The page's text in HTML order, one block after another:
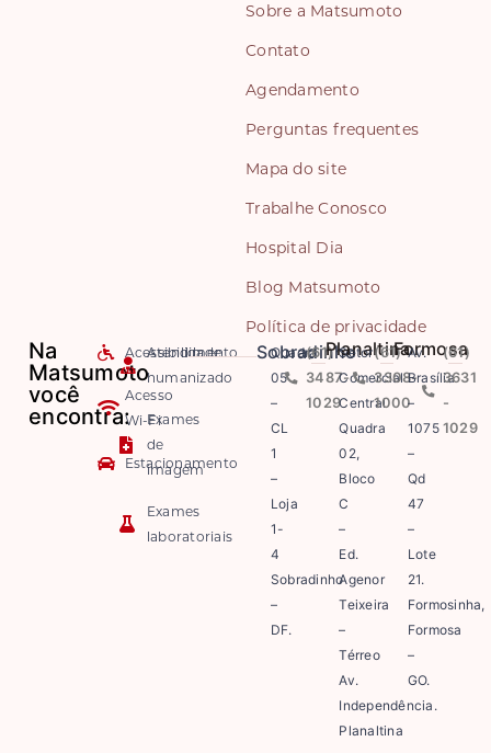
Sobre a Matsumoto
Contato
Agendamento
Perguntas frequentes
Mapa do site
Trabalhe Conosco
Hospital Dia
Blog Matsumoto
Política de privacidade
Na
Matsumoto
você
encontra:
Acessibilidade
Acesso
Wi-Fi
Estacionamento
Atendimento
humanizado
Exames
de
imagem
Exames
laboratoriais
Sobradinho
Quadra
05
–
CL
1
–
Loja
1-
4
Sobradinho
–
DF.
(61)
3487-
1029
Planaltina
Setor
Comercial
Central
Quadra
02,
Bloco
C
–
Ed.
Agenor
Teixeira
–
Térreo
Av.
Independência.
Planaltina
(61)
3308-
1000
Formosa
Av.
Brasília
–
1075
–
Qd
47
–
Lote
21.
Formosinha,
Formosa
–
GO.
(61)
3631
-
1029